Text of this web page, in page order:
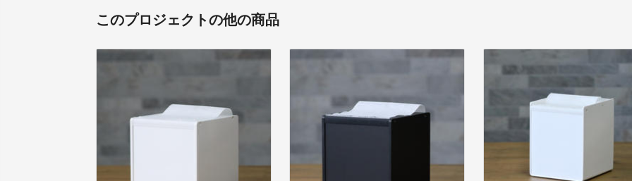
このプロジェクトの他の商品